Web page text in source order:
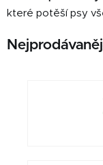
které potěší psy